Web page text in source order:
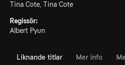
Tina Cote, Tina Cote
Regissör:
Albert Pyun
Liknande titlar Mer info